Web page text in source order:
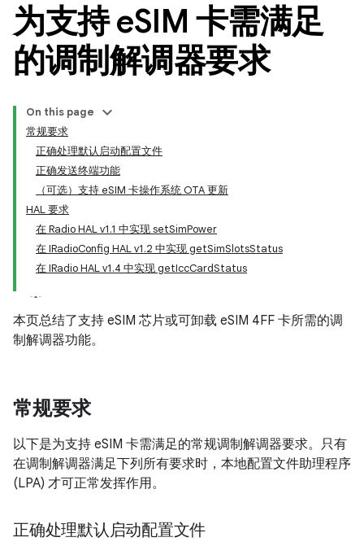
为支持 eSIM 卡需满足
的调制解调器要求
On this page
常规要求
正确处理默认启动配置文件
正确发送终端功能
（可选）支持 eSIM 卡操作系统 OTA 更新
HAL 要求
在 Radio HAL v1.1 中实现 setSimPower
在 IRadioConfig HAL v1.2 中实现 getSimSlotsStatus
在 IRadio HAL v1.4 中实现 getIccCardStatus
本页总结了支持 eSIM 芯片或可卸载 eSIM 4FF 卡所需的调
制解调器功能。
常规要求
以下是为支持 eSIM 卡需满足的常规调制解调器要求。只有
在调制解调器满足下列所有要求时，本地配置文件助理程序
(LPA) 才可正常发挥作用。
正确处理默认启动配置文件